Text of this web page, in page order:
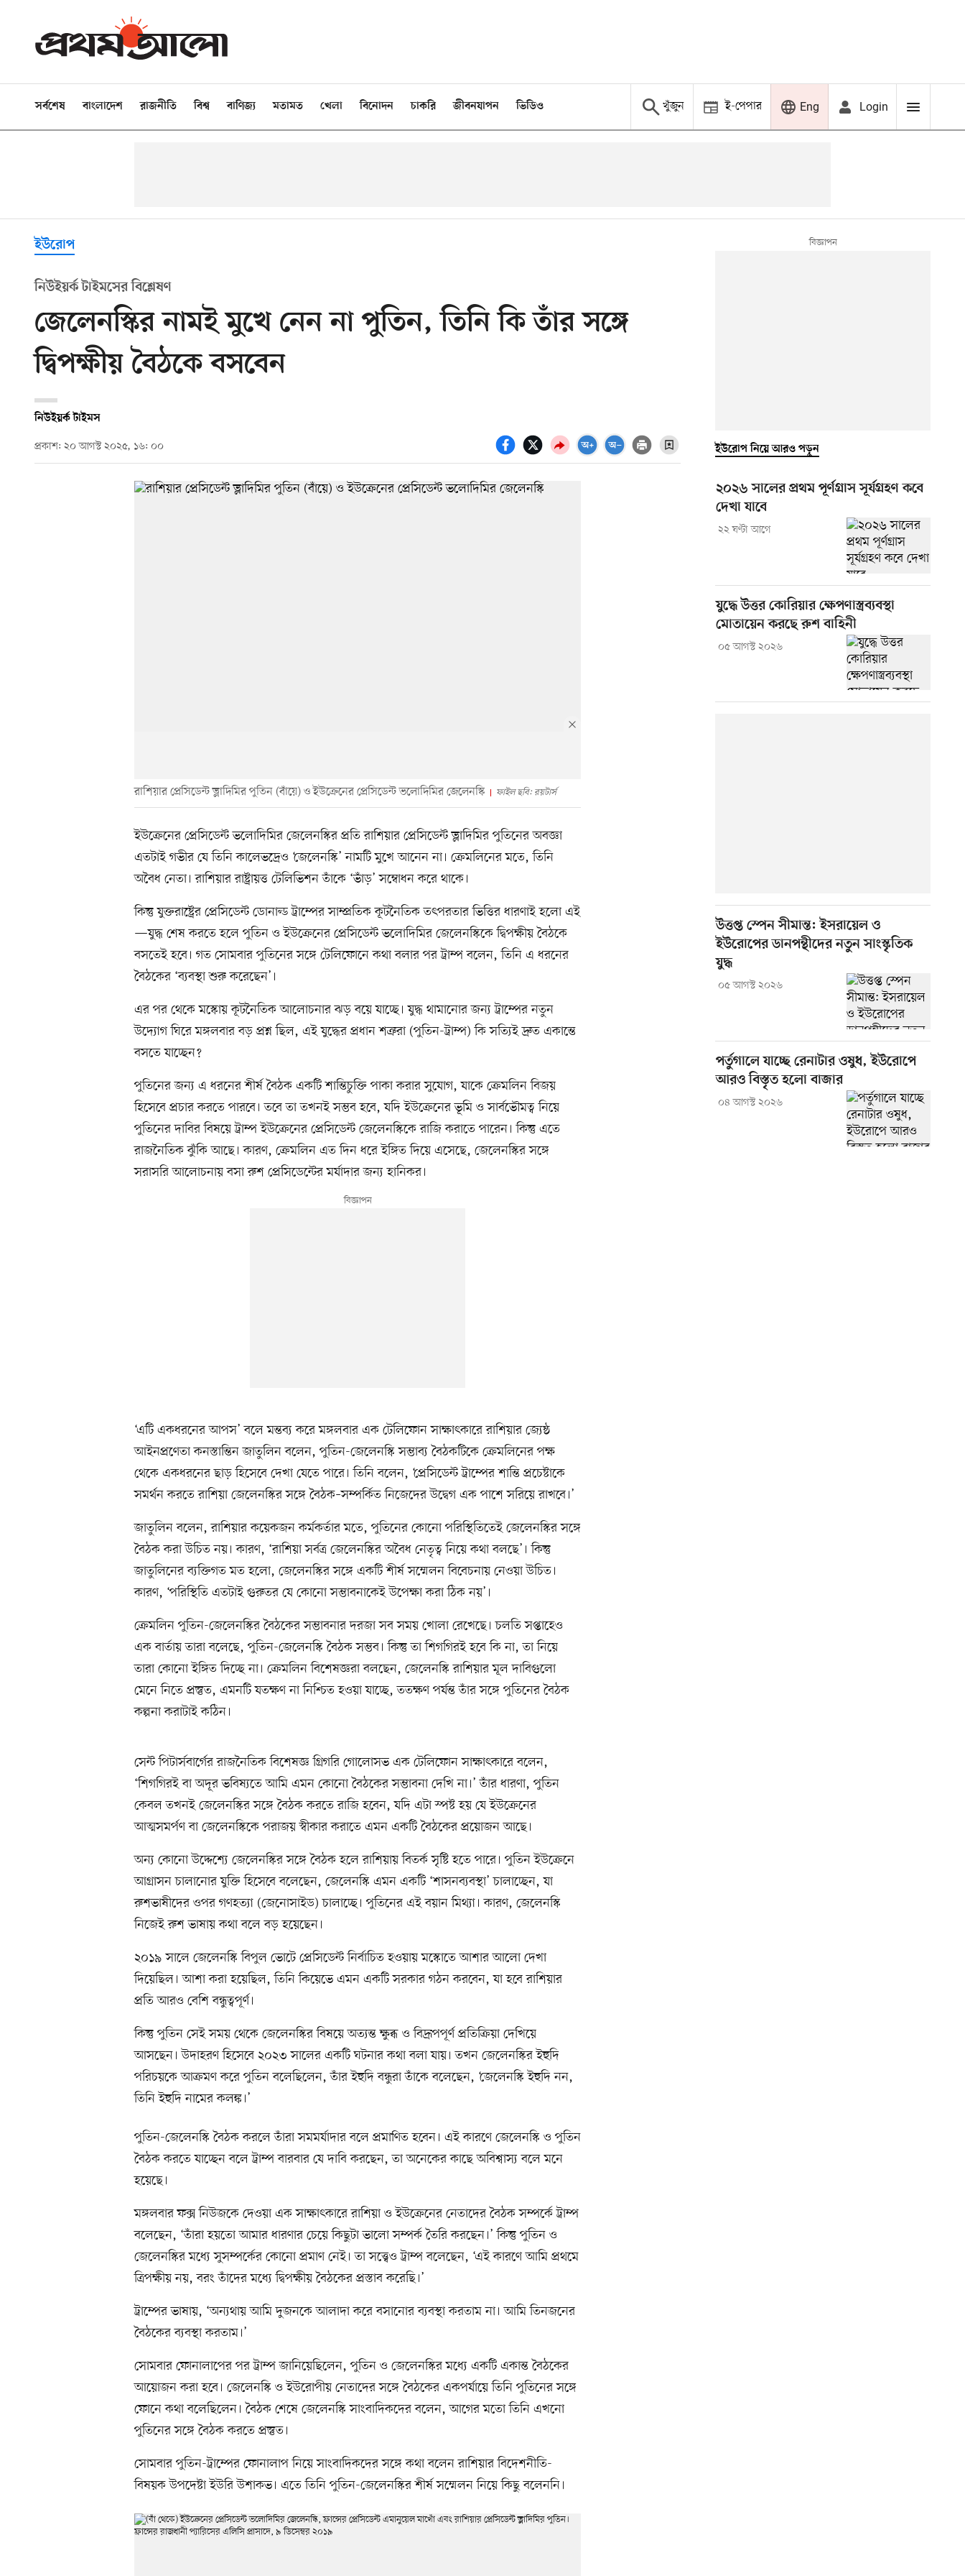
সর্বশেষ বাংলাদেশ রাজনীতি বিশ্ব বাণিজ্য মতামত খেলা বিনোদন চাকরি জীবনযাপন ভিডিও খুঁজুন ই-পেপার Eng Login
ইউরোপ
নিউইয়র্ক টাইমসের বিশ্লেষণ
জেলেনস্কির নামই মুখে নেন না পুতিন, তিনি কি তাঁর সঙ্গে
দ্বিপক্ষীয় বৈঠকে বসবেন
নিউইয়র্ক টাইমস
প্রকাশ: ২০ আগস্ট ২০২৫, ১৬: ০০
রাশিয়ার প্রেসিডেন্ট ভ্লাদিমির পুতিন (বাঁয়ে) ও ইউক্রেনের প্রেসিডেন্ট ভলোদিমির জেলেনস্কি ফাইল ছবি: রয়টার্স
ইউক্রেনের প্রেসিডেন্ট ভলোদিমির জেলেনস্কির প্রতি রাশিয়ার প্রেসিডেন্ট ভ্লাদিমির পুতিনের অবজ্ঞা
এতটাই গভীর যে তিনি কালেভদ্রেও ‘জেলেনস্কি’ নামটি মুখে আনেন না। ক্রেমলিনের মতে, তিনি
অবৈধ নেতা। রাশিয়ার রাষ্ট্রায়ত্ত টেলিভিশন তাঁকে ‘ভাঁড়’ সম্বোধন করে থাকে।
কিন্তু যুক্তরাষ্ট্রের প্রেসিডেন্ট ডোনাল্ড ট্রাম্পের সাম্প্রতিক কূটনৈতিক তৎপরতার ভিত্তির ধারণাই হলো এই
—যুদ্ধ শেষ করতে হলে পুতিন ও ইউক্রেনের প্রেসিডেন্ট ভলোদিমির জেলেনস্কিকে দ্বিপক্ষীয় বৈঠকে
বসতেই হবে। গত সোমবার পুতিনের সঙ্গে টেলিফোনে কথা বলার পর ট্রাম্প বলেন, তিনি এ ধরনের
বৈঠকের ‘ব্যবস্থা শুরু করেছেন’।
এর পর থেকে মস্কোয় কূটনৈতিক আলোচনার ঝড় বয়ে যাচ্ছে। যুদ্ধ থামানোর জন্য ট্রাম্পের নতুন
উদ্যোগ ঘিরে মঙ্গলবার বড় প্রশ্ন ছিল, এই যুদ্ধের প্রধান শত্রুরা (পুতিন-ট্রাম্প) কি সত্যিই দ্রুত একান্তে
বসতে যাচ্ছেন?
পুতিনের জন্য এ ধরনের শীর্ষ বৈঠক একটি শান্তিচুক্তি পাকা করার সুযোগ, যাকে ক্রেমলিন বিজয়
হিসেবে প্রচার করতে পারবে। তবে তা তখনই সম্ভব হবে, যদি ইউক্রেনের ভূমি ও সার্বভৌমত্ব নিয়ে
পুতিনের দাবির বিষয়ে ট্রাম্প ইউক্রেনের প্রেসিডেন্ট জেলেনস্কিকে রাজি করাতে পারেন। কিন্তু এতে
রাজনৈতিক ঝুঁকি আছে। কারণ, ক্রেমলিন এত দিন ধরে ইঙ্গিত দিয়ে এসেছে, জেলেনস্কির সঙ্গে
সরাসরি আলোচনায় বসা রুশ প্রেসিডেন্টের মর্যাদার জন্য হানিকর।
‘এটি একধরনের আপস’ বলে মন্তব্য করে মঙ্গলবার এক টেলিফোন সাক্ষাৎকারে রাশিয়ার জ্যেষ্ঠ
আইনপ্রণেতা কনস্তান্তিন জাতুলিন বলেন, পুতিন-জেলেনস্কি সম্ভাব্য বৈঠকটিকে ক্রেমলিনের পক্ষ
থেকে একধরনের ছাড় হিসেবে দেখা যেতে পারে। তিনি বলেন, ‘প্রেসিডেন্ট ট্রাম্পের শান্তি প্রচেষ্টাকে
সমর্থন করতে রাশিয়া জেলেনস্কির সঙ্গে বৈঠক–সম্পর্কিত নিজেদের উদ্বেগ এক পাশে সরিয়ে রাখবে।’
জাতুলিন বলেন, রাশিয়ার কয়েকজন কর্মকর্তার মতে, পুতিনের কোনো পরিস্থিতিতেই জেলেনস্কির সঙ্গে
বৈঠক করা উচিত নয়। কারণ, ‘রাশিয়া সর্বত্র জেলেনস্কির অবৈধ নেতৃত্ব নিয়ে কথা বলছে’। কিন্তু
জাতুলিনের ব্যক্তিগত মত হলো, জেলেনস্কির সঙ্গে একটি শীর্ষ সম্মেলন বিবেচনায় নেওয়া উচিত।
কারণ, ‘পরিস্থিতি এতটাই গুরুতর যে কোনো সম্ভাবনাকেই উপেক্ষা করা ঠিক নয়’।
ক্রেমলিন পুতিন-জেলেনস্কির বৈঠকের সম্ভাবনার দরজা সব সময় খোলা রেখেছে। চলতি সপ্তাহেও
এক বার্তায় তারা বলেছে, পুতিন-জেলেনস্কি বৈঠক সম্ভব। কিন্তু তা শিগগিরই হবে কি না, তা নিয়ে
তারা কোনো ইঙ্গিত দিচ্ছে না। ক্রেমলিন বিশেষজ্ঞরা বলছেন, জেলেনস্কি রাশিয়ার মূল দাবিগুলো
মেনে নিতে প্রস্তুত, এমনটি যতক্ষণ না নিশ্চিত হওয়া যাচ্ছে, ততক্ষণ পর্যন্ত তাঁর সঙ্গে পুতিনের বৈঠক
কল্পনা করাটাই কঠিন।
সেন্ট পিটার্সবার্গের রাজনৈতিক বিশেষজ্ঞ গ্রিগরি গোলোসভ এক টেলিফোন সাক্ষাৎকারে বলেন,
‘শিগগিরই বা অদূর ভবিষ্যতে আমি এমন কোনো বৈঠকের সম্ভাবনা দেখি না।’ তাঁর ধারণা, পুতিন
কেবল তখনই জেলেনস্কির সঙ্গে বৈঠক করতে রাজি হবেন, যদি এটা স্পষ্ট হয় যে ইউক্রেনের
আত্মসমর্পণ বা জেলেনস্কিকে পরাজয় স্বীকার করাতে এমন একটি বৈঠকের প্রয়োজন আছে।
অন্য কোনো উদ্দেশ্যে জেলেনস্কির সঙ্গে বৈঠক হলে রাশিয়ায় বিতর্ক সৃষ্টি হতে পারে। পুতিন ইউক্রেনে
আগ্রাসন চালানোর যুক্তি হিসেবে বলেছেন, জেলেনস্কি এমন একটি ‘শাসনব্যবস্থা’ চালাচ্ছেন, যা
রুশভাষীদের ওপর গণহত্যা (জেনোসাইড) চালাচ্ছে। পুতিনের এই বয়ান মিথ্যা। কারণ, জেলেনস্কি
নিজেই রুশ ভাষায় কথা বলে বড় হয়েছেন।
২০১৯ সালে জেলেনস্কি বিপুল ভোটে প্রেসিডেন্ট নির্বাচিত হওয়ায় মস্কোতে আশার আলো দেখা
দিয়েছিল। আশা করা হয়েছিল, তিনি কিয়েভে এমন একটি সরকার গঠন করবেন, যা হবে রাশিয়ার
প্রতি আরও বেশি বন্ধুত্বপূর্ণ।
কিন্তু পুতিন সেই সময় থেকে জেলেনস্কির বিষয়ে অত্যন্ত ক্ষুব্ধ ও বিদ্রূপপূর্ণ প্রতিক্রিয়া দেখিয়ে
আসছেন। উদাহরণ হিসেবে ২০২৩ সালের একটি ঘটনার কথা বলা যায়। তখন জেলেনস্কির ইহুদি
পরিচয়কে আক্রমণ করে পুতিন বলেছিলেন, তাঁর ইহুদি বন্ধুরা তাঁকে বলেছেন, ‘জেলেনস্কি ইহুদি নন,
তিনি ইহুদি নামের কলঙ্ক।’
পুতিন-জেলেনস্কি বৈঠক করলে তাঁরা সমমর্যাদার বলে প্রমাণিত হবেন। এই কারণে জেলেনস্কি ও পুতিন
বৈঠক করতে যাচ্ছেন বলে ট্রাম্প বারবার যে দাবি করছেন, তা অনেকের কাছে অবিশ্বাস্য বলে মনে
হয়েছে।
মঙ্গলবার ফক্স নিউজকে দেওয়া এক সাক্ষাৎকারে রাশিয়া ও ইউক্রেনের নেতাদের বৈঠক সম্পর্কে ট্রাম্প
বলেছেন, ‘তাঁরা হয়তো আমার ধারণার চেয়ে কিছুটা ভালো সম্পর্ক তৈরি করছেন।’ কিন্তু পুতিন ও
জেলেনস্কির মধ্যে সুসম্পর্কের কোনো প্রমাণ নেই। তা সত্ত্বেও ট্রাম্প বলেছেন, ‘এই কারণে আমি প্রথমে
ত্রিপক্ষীয় নয়, বরং তাঁদের মধ্যে দ্বিপক্ষীয় বৈঠকের প্রস্তাব করেছি।’
ট্রাম্পের ভাষায়, ‘অন্যথায় আমি দুজনকে আলাদা করে বসানোর ব্যবস্থা করতাম না। আমি তিনজনের
বৈঠকের ব্যবস্থা করতাম।’
সোমবার ফোনালাপের পর ট্রাম্প জানিয়েছিলেন, পুতিন ও জেলেনস্কির মধ্যে একটি একান্ত বৈঠকের
আয়োজন করা হবে। জেলেনস্কি ও ইউরোপীয় নেতাদের সঙ্গে বৈঠকের একপর্যায়ে তিনি পুতিনের সঙ্গে
ফোনে কথা বলেছিলেন। বৈঠক শেষে জেলেনস্কি সাংবাদিকদের বলেন, আগের মতো তিনি এখনো
পুতিনের সঙ্গে বৈঠক করতে প্রস্তুত।
সোমবার পুতিন-ট্রাম্পের ফোনালাপ নিয়ে সাংবাদিকদের সঙ্গে কথা বলেন রাশিয়ার বিদেশনীতি-
বিষয়ক উপদেষ্টা ইউরি উশাকভ। এতে তিনি পুতিন-জেলেনস্কির শীর্ষ সম্মেলন নিয়ে কিছু বলেননি।
ইউরোপ নিয়ে আরও পড়ুন
২০২৬ সালের প্রথম পূর্ণগ্রাস সূর্যগ্রহণ কবে
দেখা যাবে
২২ ঘণ্টা আগে
যুদ্ধে উত্তর কোরিয়ার ক্ষেপণাস্ত্রব্যবস্থা
মোতায়েন করছে রুশ বাহিনী
০৫ আগস্ট ২০২৬
উত্তপ্ত স্পেন সীমান্ত: ইসরায়েল ও
ইউরোপের ডানপন্থীদের নতুন সাংস্কৃতিক
যুদ্ধ
০৫ আগস্ট ২০২৬
পর্তুগালে যাচ্ছে রেনাটার ওষুধ, ইউরোপে
আরও বিস্তৃত হলো বাজার
০৪ আগস্ট ২০২৬